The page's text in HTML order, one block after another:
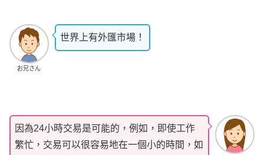
お兄さん
世界上有外匯市場！
因為24小時交易是可能的，例如，即使工作
繁忙，交易可以很容易地在一個小的時間，如